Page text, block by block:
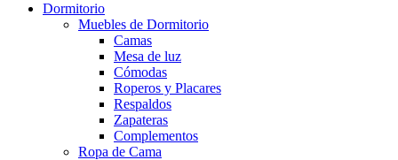
Dormitorio
Muebles de Dormitorio
Camas
Mesa de luz
Cómodas
Roperos y Placares
Respaldos
Zapateras
Complementos
Ropa de Cama